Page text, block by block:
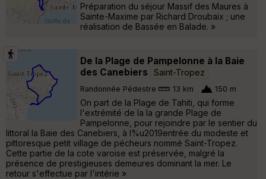
Préparation du séjour Massif des Maures à
Sainte-Maxime par Richard Droubaix ; une
réalisation de Bassée en Balade. »
De la Plage de Pampelonne à la Baie
des Canebiers
Saint-Tropez
Randonnée Pédestre 13 km 150 m
On part de la Plage de Tahiti, qui forme
l'extrémité de la la grande Plage de
Pampelonne, pour rejoindre par le sentier du
littoral la Baie des Canebiers, à l%u2019entrée du modeste et
pittoresque petit village de pécheurs nommé Saint-Tropez.
Cette partie de la cote varoise est préservée, malgré la
présence de prestigieuses demeures dominant la mer. Le
retour s'effectue par l'intérie »